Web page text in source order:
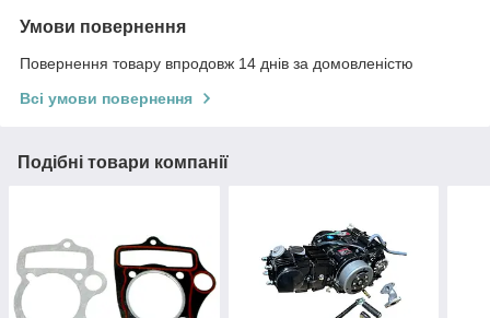
Умови повернення
Повернення товару впродовж 14 днів за домовленістю
Всі умови повернення
Подібні товари компанії